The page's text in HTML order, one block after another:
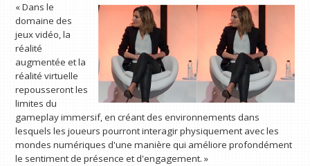
« Dans le
domaine des
jeux vidéo, la
réalité
augmentée et la
réalité virtuelle
repousseront les
limites du
gameplay immersif, en créant des environnements dans
lesquels les joueurs pourront interagir physiquement avec les
mondes numériques d'une manière qui améliore profondément
le sentiment de présence et d'engagement. »